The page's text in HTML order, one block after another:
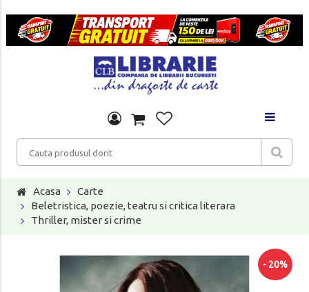
Acasa
Carte
Beletristica, poezie, teatru si critica literara
Thriller, mister si crime
- 20%